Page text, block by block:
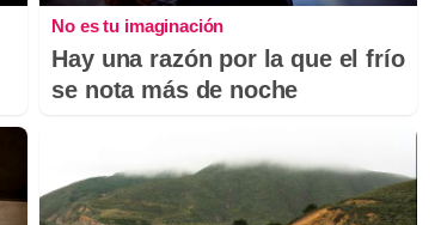
No es tu imaginación
Hay una razón por la que el frío
se nota más de noche